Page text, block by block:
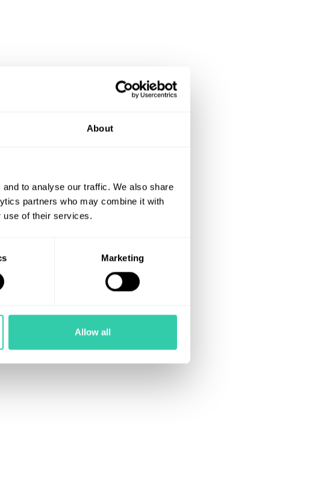
About
to analyse our traffic. We also share
partners who may combine it with
use of their services.
Marketing
Allow all